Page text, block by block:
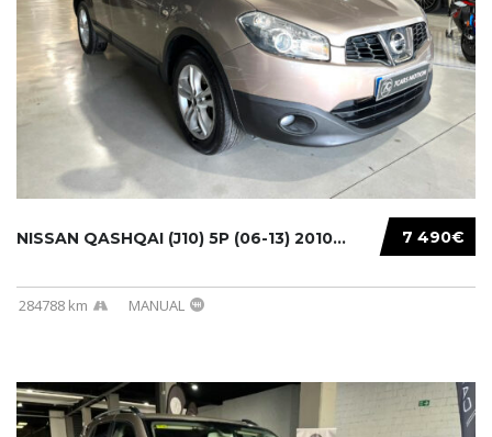
7 490€
NISSAN QASHQAI (J10) 5P (06-13) 2010...
284788 km MANUAL